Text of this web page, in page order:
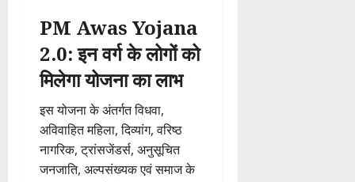
PM Awas Yojana
2.0: इन वर्ग के लोगों को
मिलेगा योजना का लाभ
इस योजना के अंतर्गत विधवा,
अविवाहित महिला, दिव्यांग, वरिष्ठ
नागरिक, ट्रांसजेंडर्स, अनुसूचित
जनजाति, अल्पसंख्यक एवं समाज के